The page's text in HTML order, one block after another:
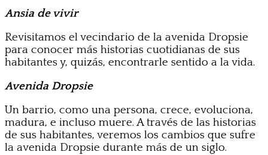
Ansia de vivir
Revisitamos el vecindario de la avenida Dropsie
para conocer más historias cuotidianas de sus
habitantes y, quizás, encontrarle sentido a la vida.
Avenida Dropsie
Un barrio, como una persona, crece, evoluciona,
madura, e incluso muere. A través de las historias
de sus habitantes, veremos los cambios que sufre
la avenida Dropsie durante más de un siglo.